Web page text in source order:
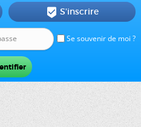
Se souvenir de moi ?
 S'inscrire